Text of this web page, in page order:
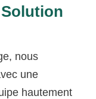
nous
une
hautement